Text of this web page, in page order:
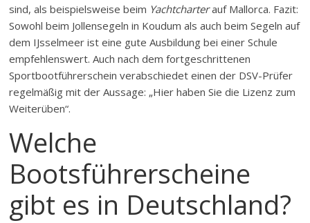
sind, als beispielsweise beim Yachtcharterauf Mallorca. Fazit:
Sowohl beim Jollensegeln in Koudum als auch beim Segeln auf
dem IJsselmeer ist eine gute Ausbildung bei einer Schule
empfehlenswert. Auch nach dem fortgeschrittenen
Sportbootführerschein verabschiedet einen der DSV-Prüfer
regelmäßig mit der Aussage: „Hier haben Sie die Lizenz zum
Weiterüben“.
Welche
Bootsführerscheine
gibt es in Deutschland?